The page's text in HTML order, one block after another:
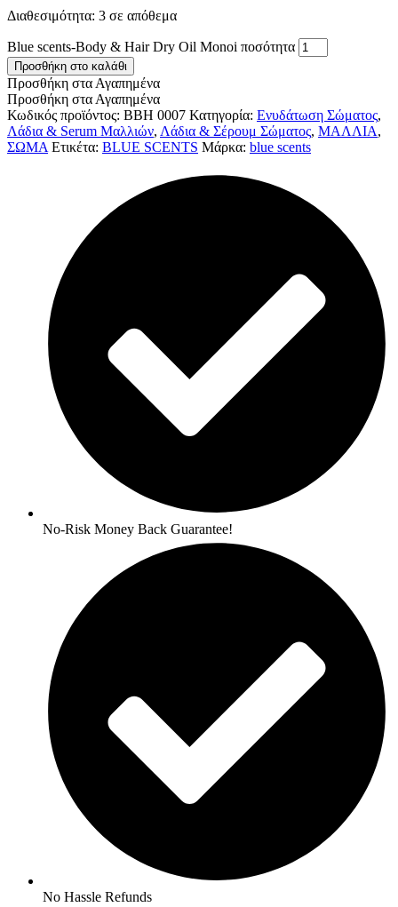
Διαθεσιμότητα: 3 σε απόθεμα
Blue scents-Body & Hair Dry Oil Monoi ποσότητα
Προσθήκη στο καλάθι
Προσθήκη στα Αγαπημένα
Προσθήκη στα Αγαπημένα
Κωδικός προϊόντος: BBH 0007 Κατηγορία: Ενυδάτωση Σώματος,
Λάδια & Serum Μαλλιών, Λάδια & Σέρουμ Σώματος, ΜΑΛΛΙΑ,
ΣΩΜΑ Ετικέτα: BLUE SCENTS Μάρκα: blue scents
No-Risk Money Back Guarantee!
No Hassle Refunds